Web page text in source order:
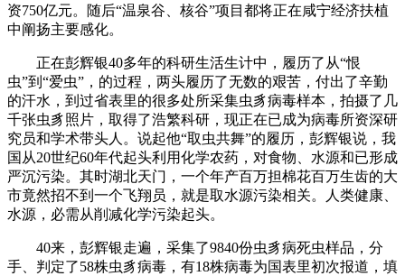
资750亿元。随后“温泉谷、核谷”项目都将正在咸宁经济扶植
中阐扬主要感化。
正在彭辉银40多年的科研生活生计中，履历了从“恨
虫”到“爱虫”，的过程，两头履历了无数的艰苦，付出了辛勤
的汗水，到过省表里的很多处所采集虫豸病毒样本，拍摄了几
千张虫豸照片，取得了浩繁科研，现正在已成为病毒所资深研
究员和学术带头人。说起他“取虫共舞”的履历，彭辉银说，我
国从20世纪60年代起头利用化学农药，对食物、水源和已形成
严沉污染。其时湖北天门，一个年产百万担棉花百万生齿的大
市竟然招不到一个飞翔员，就是取水源污染相关。人类健康、
水源，必需从削减化学污染起头。
40来，彭辉银走遍，采集了9840份虫豸病死虫样品，分
手、判定了58株虫豸病毒，有18株病毒为国表里初次报道，填